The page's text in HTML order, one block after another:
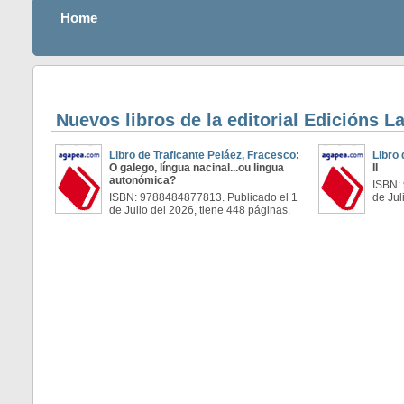
Home
Nuevos libros de la editorial Edicións
Libro de Traficante Peláez, Fracesco:
O galego, língua nacinal...ou lingua
autonómica?
ISBN: 9788484877813. Publicado el 1
de Julio del 2026, tiene 448 páginas.
Libro
de